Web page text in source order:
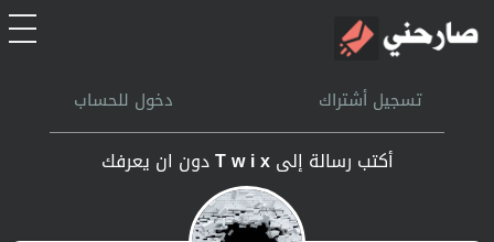
الرئيسيةتسجيل أشتراك دخول للحساب
أكتب رسالة إلىT w i xدون ان يعرفك